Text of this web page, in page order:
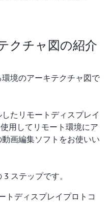
クチャ図の紹介
境のアーキテクチャ図で
たリモートディスプレイ
用してリモート環境にア
画編集ソフトをお使いい
ステップです。
トディスプレイプロトコ